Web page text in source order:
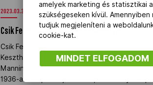
NOB
Társszervezetek
OVEP
2023.03.30.
Csik Ferencre emlékeztek Keszthelyen
Csik Ferenc halálának 78. évfordulóján,
Keszthelyen a Csik Ferenc Olimpiai Baráti Kör
Manninger Jenő, a város polgármestere
1936-as olimpiai bajnok úszó, Keszthely
amelyek marketing és statisztikai
szükségeseken kívül.
tudjuk megjeleníteni a
cookie-kat.
MINDET ELFOGADOM